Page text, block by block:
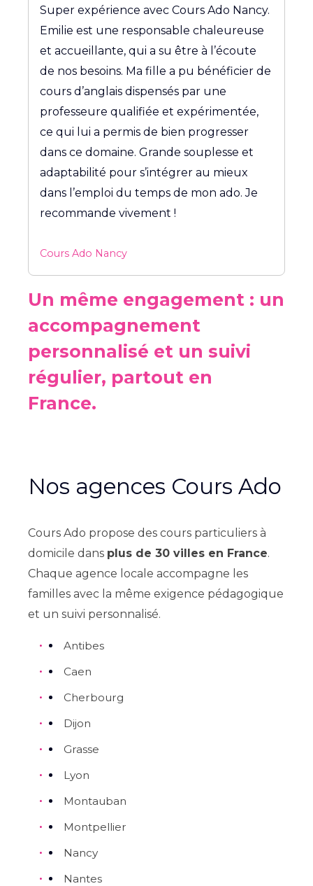
Super expérience avec Cours Ado Nancy.
Emilie est une responsable chaleureuse
et accueillante, qui a su être à l’écoute
de nos besoins. Ma fille a pu bénéficier de
cours d’anglais dispensés par une
professeure qualifiée et expérimentée,
ce qui lui a permis de bien progresser
dans ce domaine. Grande souplesse et
adaptabilité pour s’intégrer au mieux
dans l’emploi du temps de mon ado. Je
recommande vivement !
Cours Ado Nancy
Un même engagement : un
accompagnement
personnalisé et un suivi
régulier, partout en
France.
Nos agences Cours Ado
Cours Ado propose des cours particuliers à
domicile dans plus de 30 villes en France.
Chaque agence locale accompagne les
familles avec la même exigence pédagogique
et un suivi personnalisé.
Antibes
Caen
Cherbourg
Dijon
Grasse
Lyon
Montauban
Montpellier
Nancy
Nantes